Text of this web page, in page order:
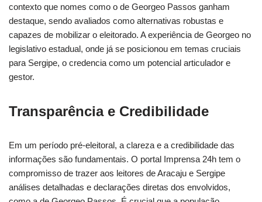
contexto que nomes como o de Georgeo Passos ganham
destaque, sendo avaliados como alternativas robustas e
capazes de mobilizar o eleitorado. A experiência de Georgeo no
legislativo estadual, onde já se posicionou em temas cruciais
para Sergipe, o credencia como um potencial articulador e
gestor.
Transparência e Credibilidade
Em um período pré-eleitoral, a clareza e a credibilidade das
informações são fundamentais. O portal Imprensa 24h tem o
compromisso de trazer aos leitores de Aracaju e Sergipe
análises detalhadas e declarações diretas dos envolvidos,